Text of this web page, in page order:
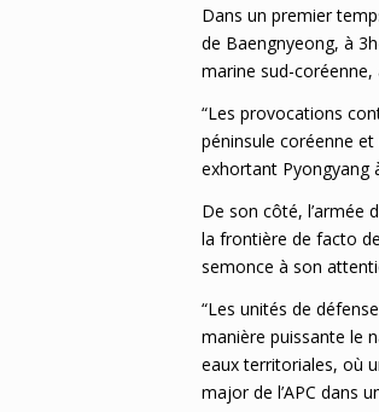
Dans un premier
de Baengnyeong, à
marine sud-coréenne,
“Les provocations
péninsule coréenne
exhortant Pyongyang
De son côté, l’armée
la frontière de facto
semonce à son
“Les unités de
manière puissante le
eaux territoriales, où
major de l’APC dans